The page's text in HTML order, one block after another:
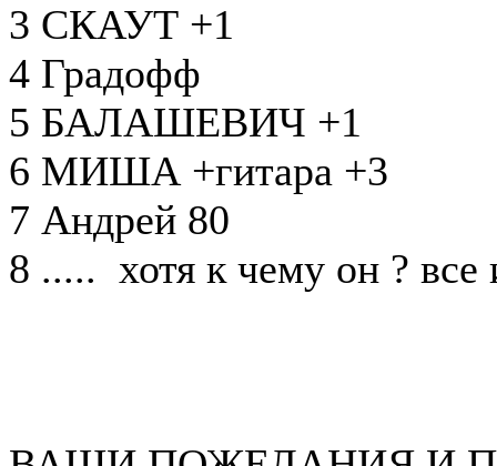
3 СКАУТ +1
4 Градофф
5 БАЛАШЕВИЧ +1
6 МИША +гитара +3
7 Андрей 80
8 ..... хотя к чему он ? все